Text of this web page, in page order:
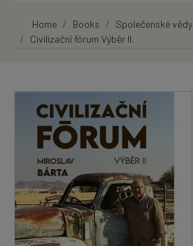
Home Books
Společenské vědy
Civilizační fórum Výběr II.